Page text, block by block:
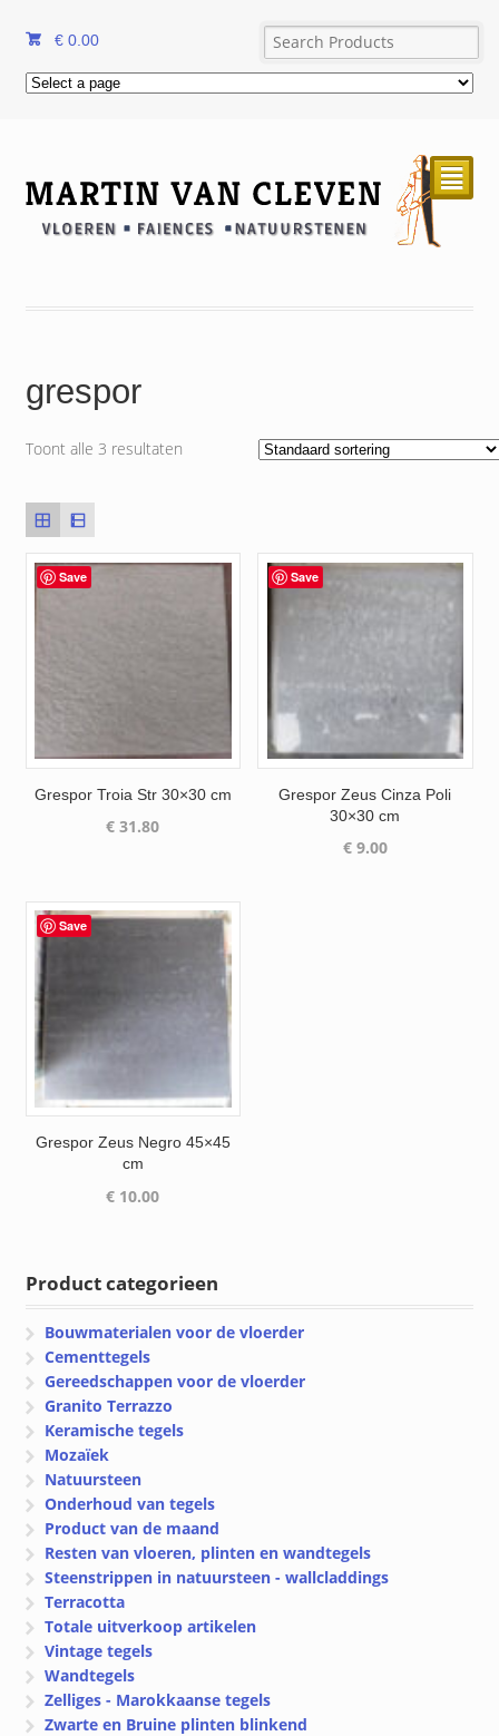
€ 0.00
²
grespor
Toont alle 3 resultaten
Save
Grespor Troia Str 30×30 cm
€ 31.80
Save
Grespor Zeus Cinza Poli
30×30 cm
€9.00
Save
Grespor Zeus Negro 45×45
cm
€ 10.00
Product categorieen
Bouwmaterialen voor de vloerder
Cementtegels
Gereedschappen voor de vloerder
Granito Terrazzo
Keramische tegels
Mozaïek
Natuursteen
Onderhoud van tegels
Product van de maand
Resten van vloeren, plinten en wandtegels
Steenstrippen in natuursteen - wallcladdings
Terracotta
Totale uitverkoop artikelen
Vintage tegels
Wandtegels
Zelliges - Marokkaanse tegels
Zwarte en Bruine plinten blinkend